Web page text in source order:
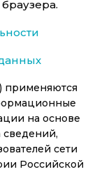
применяются
на основе
сведений,
сети
Российской